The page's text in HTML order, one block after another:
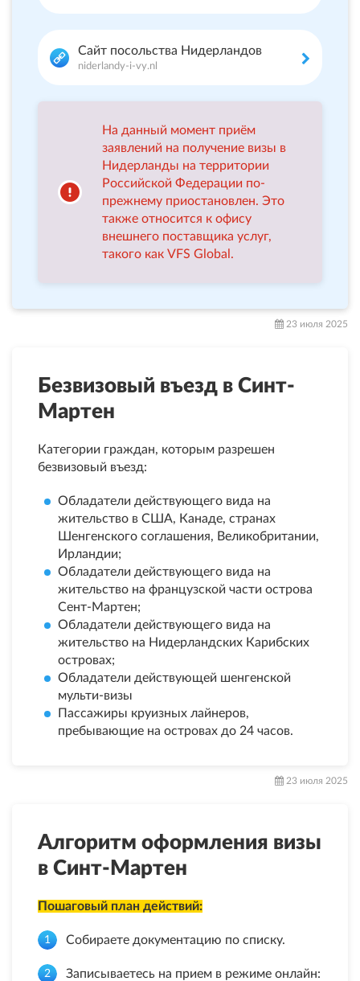
Сайт посольства Нидерландов
niderlandy-i-vy.nl
На данный момент приём
заявлений на получение визы в
Нидерланды на территории
Российской Федерации по-
прежнему приостановлен. Это
также относится к офису
внешнего поставщика услуг,
такого как VFS Global.
23 июля 2025
Безвизовый въезд в Синт-
Мартен
Категории граждан, которым разрешен
безвизовый въезд:
Обладатели действующего вида на
жительство в США, Канаде, странах
Шенгенского соглашения, Великобритании,
Ирландии;
Обладатели действующего вида на
жительство на французской части острова
Сент-Мартен;
Обладатели действующего вида на
жительство на Нидерландских Карибских
островах;
Обладатели действующей шенгенской
мульти-визы
Пассажиры круизных лайнеров,
пребывающие на островах до 24 часов.
23 июля 2025
Алгоритм оформления визы
в Синт-Мартен
Пошаговый план действий:
Собираете документацию по списку.
Записываетесь на прием в режиме онлайн: